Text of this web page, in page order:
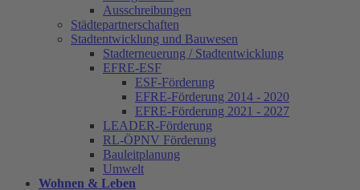
Ausschreibungen
Städtepartnerschaften
Stadtentwicklung und Bauwesen
Stadterneuerung / Stadtentwicklung
EFRE-ESF
ESF-Förderung
EFRE-Förderung 2014 - 2020
EFRE-Förderung 2021 - 2027
LEADER-Förderung
RL-ÖPNV Förderung
Bauleitplanung
Umwelt
Wohnen & Leben